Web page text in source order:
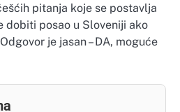
pitanja koje se postavlja
dobiti posao u Sloveniji ako
je jasan – DA, moguće